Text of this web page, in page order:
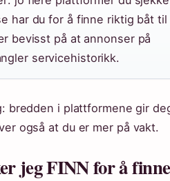
har du for å finne riktig båt til
bevisst på at annonser på
servicehistorikk.
bredden i plattformene gir
også at du er mer på vakt.
jeg FINN for å